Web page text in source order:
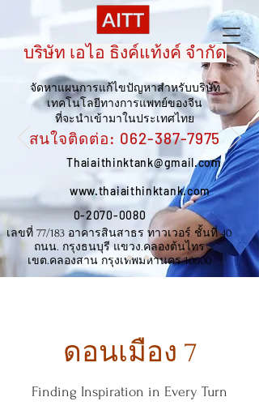
บริษัท เอไอ ธิงค์แท้งค์ จำกัด
จัดหาแผนการแก้ไขปัญหาสำหรับบริษัท
เทคโนโลยีทางการแพทย์ของจีน
ที่จะนำเข้ามาในประเทศไทย
สนใจติดต่อ: 062-387-7975
Thaiaithinktank@gmail.com
www.thaiaithinktank.com
0-2070-0080
เลขที่ 77/183 อาคารสินสาธร ทาวเวอร์ ชั้นที่ 40
ถนน. กรุงธนบุรี แขวง.คลองต้นไทร
เขต.คลองสาน กรุงเทพมหานคร 10600
ดอนเมือง 7
Finding Inspiration in Every Turn